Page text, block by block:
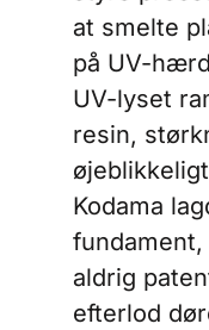
at smelte
på UV-
UV-lyset
resin,
Kodama
aldrig
efterlod